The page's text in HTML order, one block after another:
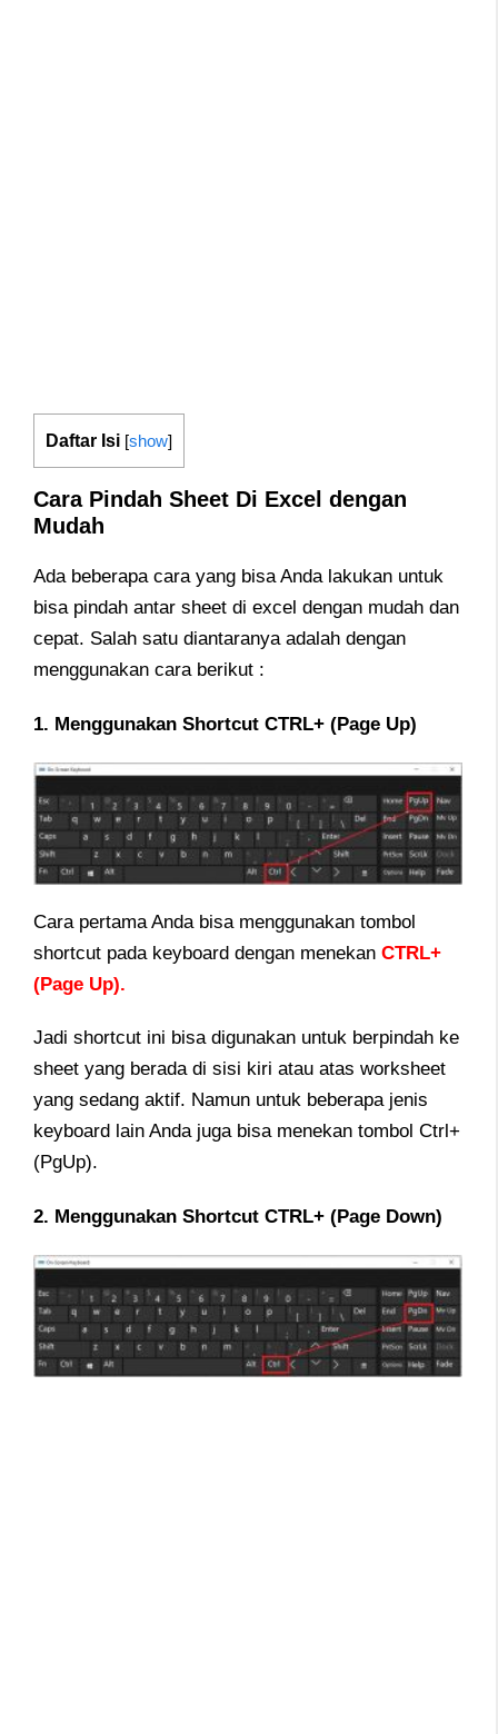
Daftar Isi [show]
Cara Pindah Sheet Di Excel dengan
Mudah
Ada beberapa cara yang bisa Anda lakukan untuk
bisa pindah antar sheet di excel dengan mudah dan
cepat. Salah satu diantaranya adalah dengan
menggunakan cara berikut :
1. Menggunakan Shortcut CTRL+ (Page Up)
Cara pertama Anda bisa menggunakan tombol
shortcut pada keyboard dengan menekan CTRL+
(Page Up).
Jadi shortcut ini bisa digunakan untuk berpindah ke
sheet yang berada di sisi kiri atau atas worksheet
yang sedang aktif. Namun untuk beberapa jenis
keyboard lain Anda juga bisa menekan tombol Ctrl+
(PgUp).
2. Menggunakan Shortcut CTRL+ (Page Down)